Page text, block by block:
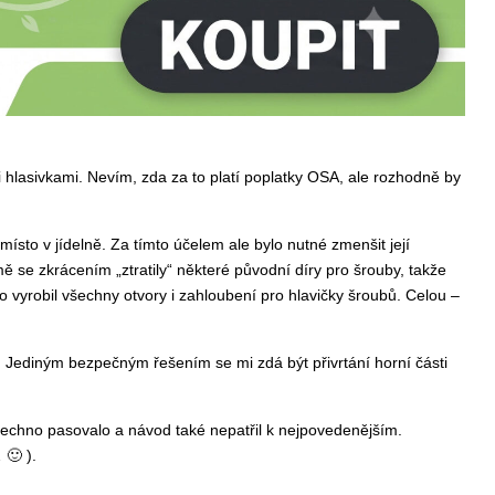
Nevím, zda za to platí poplatky OSA, ale rozhodně by
v jídelně. Za tímto účelem ale bylo nutné zmenšit její
se zkrácením „ztratily“ některé původní díry pro šrouby, takže
všechny otvory i zahloubení pro hlavičky šroubů. Celou –
bezpečným řešením se mi zdá být přivrtání horní části
pasovalo a návod také nepatřil k nejpovedenějším.
).